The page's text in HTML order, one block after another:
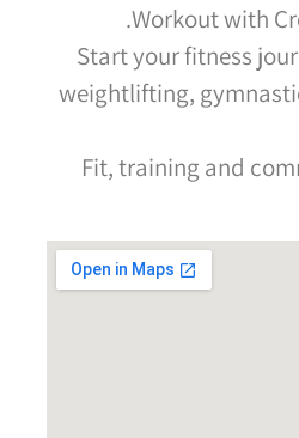
Workout with
Start your fitness
weightlifting,
Fit, training and